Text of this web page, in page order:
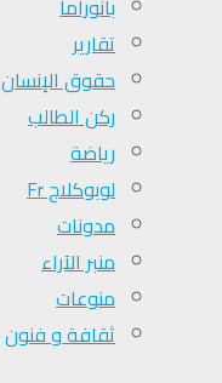
تقارير
حقوق الإنسان
ركن الطالب
رياضة
لوبوكلاج Fr
مدونات
منبر الآراء
منوعات
ثقافة و فنون